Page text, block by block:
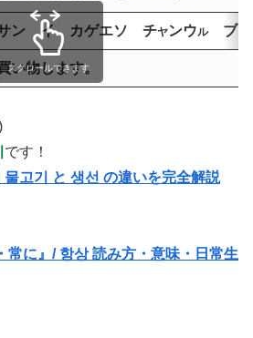
サン イ カゲエソ チヤンウルブ
い物します。
スクロールできます
です！
고기 と 생선 の違いを完全解説
常に』/ 항상 読み方・意味・日常生